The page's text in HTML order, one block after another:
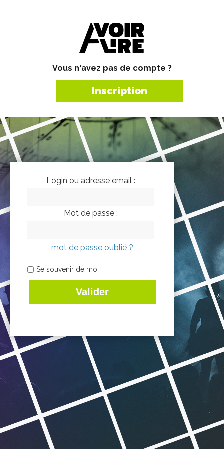
Vous n'avez pas de compte ?
Inscription
Login ou adresse email :
Mot de passe :
mot de passe oublié ?
Se souvenir de moi